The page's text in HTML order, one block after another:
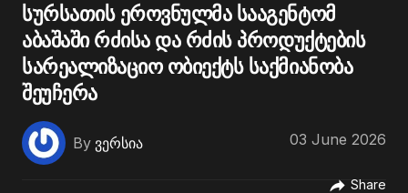
სურსათის ეროვნულმა სააგენტომ
აბაშაში რძისა და რძის პროდუქტების
სარეალიზაციო ობიექტს საქმიანობა
შეუჩერა
By ვერსია 03 June 2026
Share